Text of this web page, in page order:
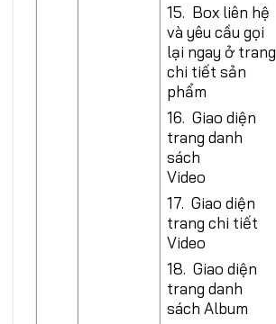
15. Box liên hệ
và yêu cầu gọi
lại ngay ở trang
chi tiết sản
phẩm
16. Giao diện
trang danh
sách
Video
17. Giao diện
trang chi tiết
Video
18. Giao diện
trang danh
sách Album